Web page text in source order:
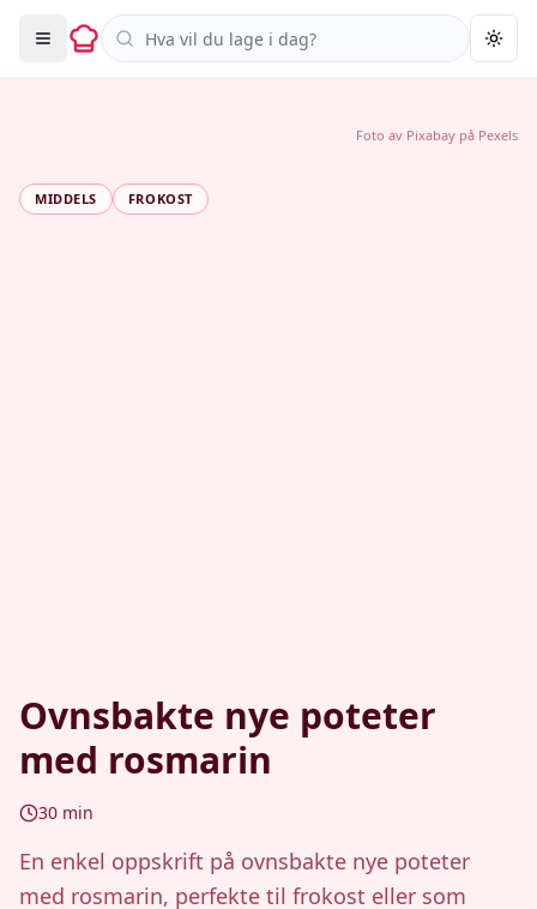
Søk i oppskrifter
MIDDELS FROKOST
Ovnsbakte nye poteter
med rosmarin
30 min
En enkel oppskrift på ovnsbakte nye poteter
med rosmarin, perfekte til frokost eller som
Foto av Pixabay på Pexels